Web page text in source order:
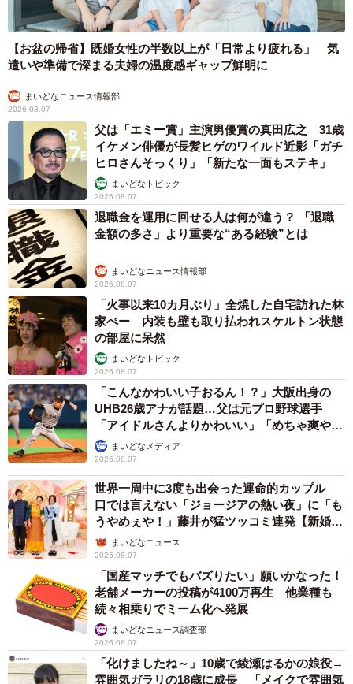
【お盆の帰省】既婚女性の半数以上が「日常より疲れる」 気
遣いや準備で深まる夫婦の温度感ギャップ鮮明に
まいどなニュース情報部
2026.08.07
父は「エミー賞」主演男優賞の真田広之 31歳
イケメン俳優が長髪ヒゲのワイルド近影「ガチ
ヒロさんそっくり」「新たな一面もステキ」
まいどなトピック
2026.08.07
退職金を運用に回せる人は何が違う？ 「退職
金額の多さ」より重要な“ある経験”とは
まいどなニュース情報部
2026.08.07
「火事以来10カ月ぶり」全焼した自宅訪れた林
家ぺー 内装も壁も取り払われスケルトン状態
の部屋に呆然
まいどなトピック
2026.08.07
「こんなかわいい子おるん！？」大阪出身の
UHB26歳アナが話題…父は元プロ野球選手
「アイドルさんよりかわいい」「めちゃ爽や
か」まいどなメディア
2026.08.07
世界一周中に3度も出会った運命的カップル
口では言えない「ジョージアの熱い夜」に「も
うやめぇや！」藤井が猛ツッコミ連発【新婚さ
ん】まいどなニュース
2026.08.07
「国産マッチでもバズりたい」願いかなった！
老舗メーカーの投稿が4100万再生 他業種も
続々相乗りでミーム化へ発展
まいどなニュース調査部
2026.08.07
「化けましたね～」10歳で綾瀬はるかの娘役→
雰囲気ガラリの18歳に成長 「メイクで雰囲気